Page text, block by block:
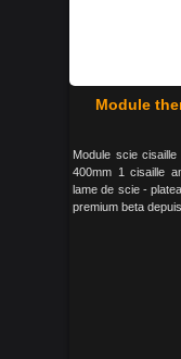
Module
Module scie
400mm 1 cisaille
lame de scie -
premium beta